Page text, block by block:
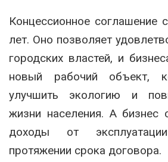
Концессионное соглашение
лет. Оно позволяет
городских властей, и
новый рабочий объект,
улучшить экологию и
жизни населения. А бизнес
доходы от
протяжении срока договора.